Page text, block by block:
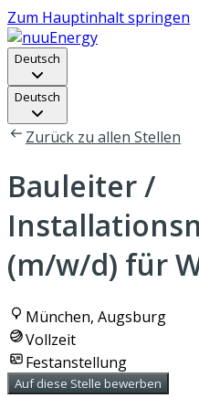
Zum Hauptinhalt springen
Deutsch
Deutsch
Zurück zu allen Stellen
Bauleiter /
(m/w/d) für
München, Augsburg
Vollzeit
Festanstellung
Auf diese Stelle bewerben